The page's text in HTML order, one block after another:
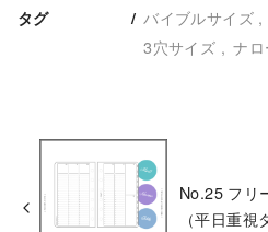
タグ バイブルサイズ
3穴サイズ
ナ
No.25 フリ
（平日重視